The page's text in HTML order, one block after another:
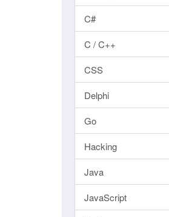
C#
C / C++
CSS
Delphi
Go
Hacking
Java
JavaScript